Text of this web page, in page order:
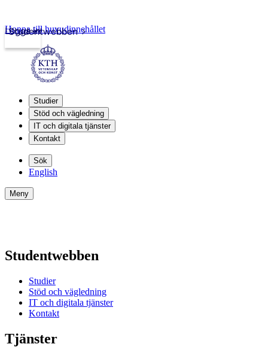
Studentwebben
Logga in
Hoppa till huvudinnehållet
Studier
Stöd och vägledning
IT och digitala tjänster
Kontakt
Sök
English
Meny
Studentwebben
Studier
Stöd och vägledning
IT och digitala tjänster
Kontakt
Tjänster